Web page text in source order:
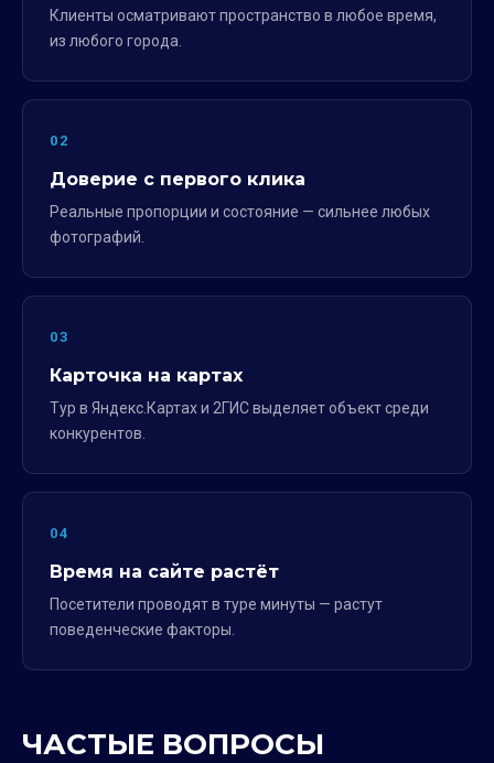
Клиенты осматривают пространство в любое время,
из любого города.
02
Доверие с первого клика
Реальные пропорции и состояние — сильнее любых
фотографий.
03
Карточка на картах
Тур в Яндекс.Картах и 2ГИС выделяет объект среди
конкурентов.
04
Время на сайте растёт
Посетители проводят в туре минуты — растут
поведенческие факторы.
ЧАСТЫЕ ВОПРОСЫ